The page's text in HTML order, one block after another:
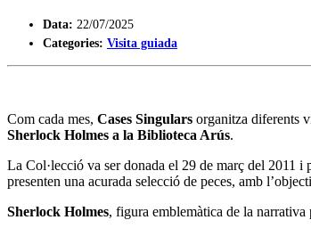
Data: 22/07/2025
Categories: Visita guiada
Com cada mes, Cases Singulars organitza diferents
Sherlock Holmes a la Biblioteca Arús.
La Col·lecció va ser donada el 29 de març del 2011
presenten una acurada selecció de peces, amb
Sherlock Holmes, figura emblemàtica de la